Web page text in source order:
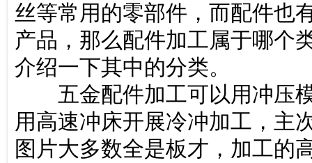
丝等常用的零部件，而配件也
产品，那么配件加工属于哪个
介绍一下其中的分类。
五金配件加工可以用冲压模
用高速冲床开展冷冲加工，主
图片大多数全是板才，加工的